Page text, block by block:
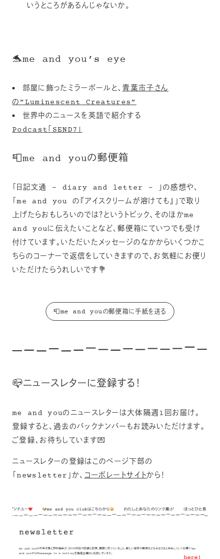
いうところがあるんじゃないか。
🐬me and you’s eye
部屋に飾ったミラーボールと、青葉市子さん
の”Luminescent Creatures”
世界中のニュースを英語で紹介する
Podcast「SEND7」
📮me and youの郵便箱
「日記文通 – diary and letter – 」の感想や、
「me and you の『アイスクリームが溶けても』」で取り
上げたらおもしろいのでは？というトピック、そのほかme
and youに伝えたいことなど、郵便箱にていつでも受け
付けています。いただいたメッセージのなかからいくつかこ
ちらのコーナーで返信をしていきますので、お気軽にお便り
いただけたらうれしいです💐
📮me and youの郵便箱に手紙を送る
📪ニュースレターに登録する！
me and youのニュースレターは大体隔週1回お届け。
登録すると、過去のバックナンバーもお読みいただけます。
ご登録、お待ちしています💌
ニュースレターの登録はこのページ下部の
「newsletter」か、コーポレートサイトから！